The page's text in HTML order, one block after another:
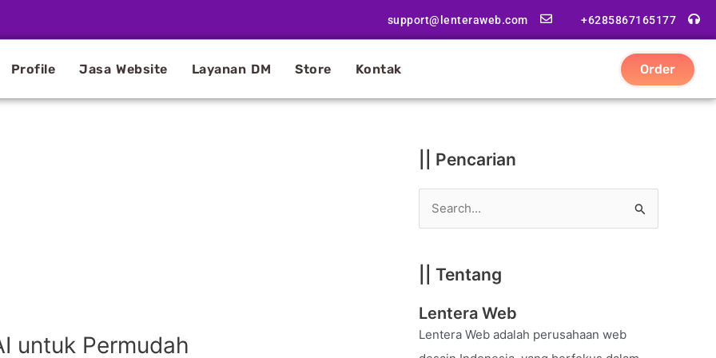
support@lenteraweb.com +6285867165177
Profile Jasa Website Layanan DM Store Kontak Order
untuk Permudah
|| Pencarian
r
c
h
|| Tentang
Lentera Web
Lentera Web adalah perusahaan web
|
t
g
i